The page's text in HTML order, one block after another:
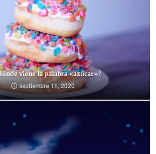
viene la palabra «azúcar»?
septiembre 11, 2020